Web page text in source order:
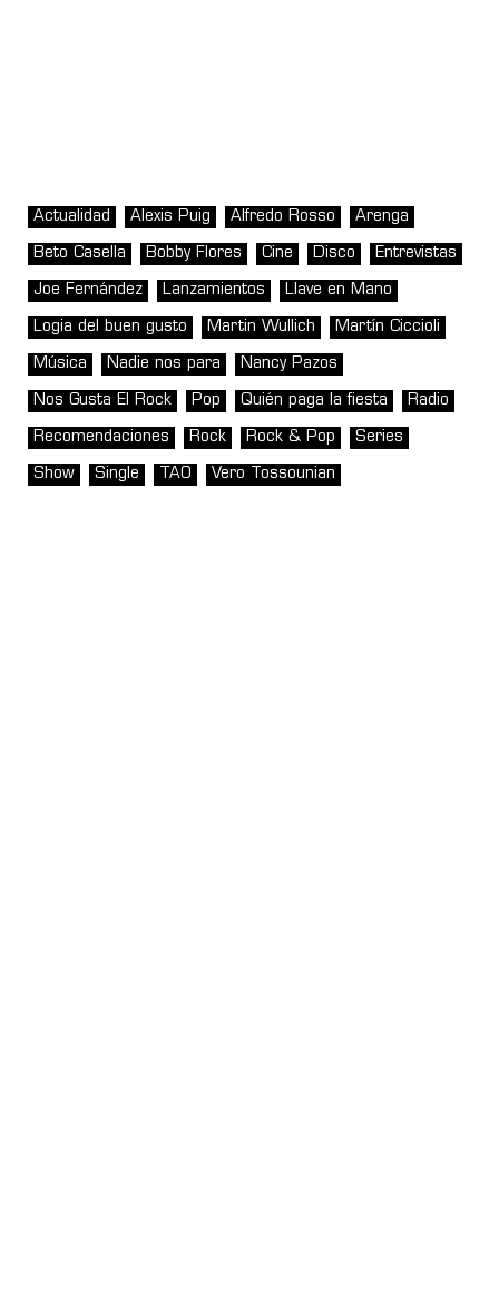
Actualidad Alexis Puig Alfredo Rosso Arenga
Beto Casella Bobby Flores Cine Disco Entrevistas
Joe Fernández Lanzamientos Llave en Mano
Logia del buen gusto Martin Wullich Martín Ciccioli
Música Nadie nos para Nancy Pazos
Nos Gusta El Rock Pop Quién paga la fiesta Radio
Recomendaciones Rock Rock & Pop Series
Show Single TAO Vero Tossounian